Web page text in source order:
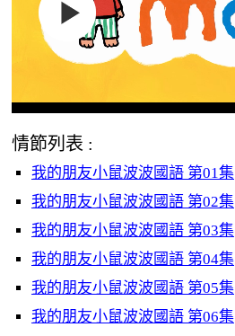
情節列表 :
我的朋友小鼠波波國語 第01集
我的朋友小鼠波波國語 第02集
我的朋友小鼠波波國語 第03集
我的朋友小鼠波波國語 第04集
我的朋友小鼠波波國語 第05集
我的朋友小鼠波波國語 第06集